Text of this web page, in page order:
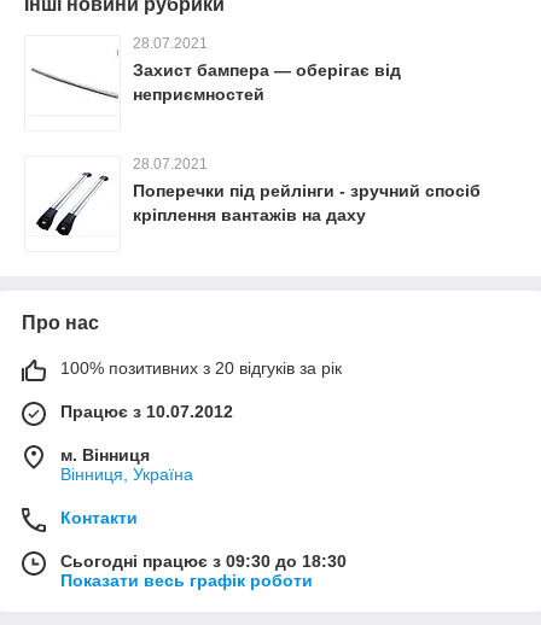
Інші новини рубрики
28.07.2021
Захист бампера — оберігає від
неприємностей
28.07.2021
Поперечки під рейлінги - зручний спосіб
кріплення вантажів на даху
Про нас
100% позитивних з 20 відгуків за рік
Працює з 10.07.2012
м. Вінниця
Вінниця, Україна
Контакти
Сьогодні працює з 09:30 до 18:30
Показати весь графік роботи